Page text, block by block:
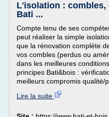
L'isolation :
Bati ...
Compte tenu de ses
peut réaliser la simple
que la rénovation compléte
vos combles (perdus ou
dans les meilleures
principes Bati&bois :
meilleurs compromis qualité/
Lire la suite